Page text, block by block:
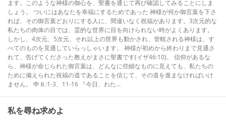
ます。このような神様の御心を、聖書を通じて再び確認してみることにしま
しょう。 ついにはあなたを幸福にするためであった 神様が何か御言葉を下さ
れば、その御言葉どおりにする人に、間違いなく祝福があります。3次元的な
私たちの肉体の目では、霊的な世界に目を向けられない時がよくあります。
しかし、4次元、5次元、それ以上の世界も動かされ、管轄される神様は、す
べてのものを見通していらっしゃいます。 神様が初めから終わりまで見通さ
れて、告げてくださった教えがまさに聖書です(イザ46:10)。 信仰があるな
ら、神様が命じられた御言葉は、どんなに些細なものに見えても、私たちの
ために備えられた祝福の道であることを信じて、その道を進まなければいけ
ません。 申８:1-3、11-16 『今日、わた...
私を尋ね求めよ